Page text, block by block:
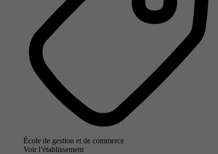
École de gestion et de commerce
Voir l’établissement